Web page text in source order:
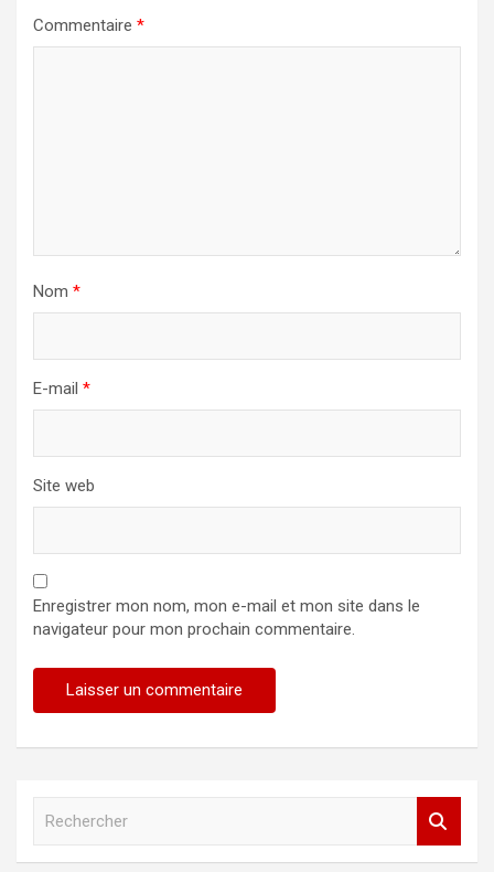
Commentaire *
Nom *
E-mail *
Site web
Enregistrer mon nom, mon e-mail et mon site dans le
navigateur pour mon prochain commentaire.